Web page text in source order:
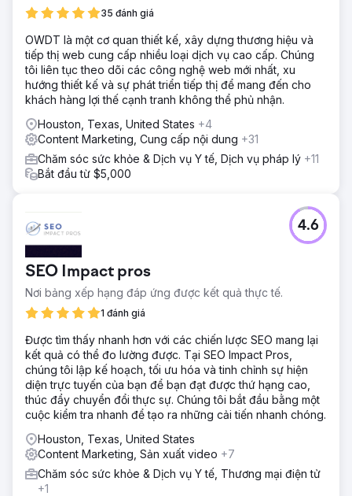
35 đánh giá
OWDT là một cơ quan thiết kế, xây dựng thương hiệu và
tiếp thị web cung cấp nhiều loại dịch vụ cao cấp. Chúng
tôi liên tục theo dõi các công nghệ web mới nhất, xu
hướng thiết kế và sự phát triển tiếp thị để mang đến cho
khách hàng lợi thế cạnh tranh không thể phủ nhận.
Houston, Texas, United States +4
Content Marketing, Cung cấp nội dung +31
Chăm sóc sức khỏe & Dịch vụ Y tế, Dịch vụ pháp lý +11
Bắt đầu từ $5,000
SEO Impact pros
Nơi bảng xếp hạng đáp ứng được kết quả thực tế.
1 đánh giá
4.6
Được tìm thấy nhanh hơn với các chiến lược SEO mang lại
kết quả có thể đo lường được. Tại SEO Impact Pros,
chúng tôi lập kế hoạch, tối ưu hóa và tinh chỉnh sự hiện
diện trực tuyến của bạn để bạn đạt được thứ hạng cao,
thúc đẩy chuyển đổi thực sự. Chúng tôi bắt đầu bằng một
cuộc kiểm tra nhanh để tạo ra những cải tiến nhanh chóng.
Houston, Texas, United States
Content Marketing, Sản xuất video +7
Chăm sóc sức khỏe & Dịch vụ Y tế, Thương mại điện tử
+1